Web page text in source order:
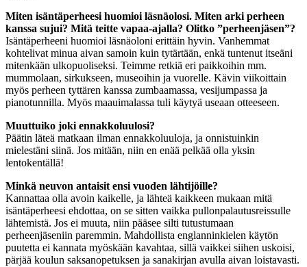
Miten isäntäperheesi huomioi läsnäolosi. Miten arki perheen
kanssa sujui? Mitä teitte vapaa-ajalla? Olitko ”perheenjäsen”?
Isäntäperheeni huomioi läsnäoloni erittäin hyvin. Vanhemmat
kohtelivat minua aivan samoin kuin tytärtään, enkä tuntenut itseäni
mitenkään ulkopuoliseksi. Teimme retkiä eri paikkoihin mm.
mummolaan, sirkukseen, museoihin ja vuorelle. Kävin viikoittain
myös perheen tyttären kanssa zumbaamassa, vesijumpassa ja
pianotunnilla. Myös maauimalassa tuli käytyä useaan otteeseen.
Muuttuiko joki ennakkoluulosi?
Päätin läteä matkaan ilman ennakkoluuloja, ja onnistuinkin
mielestäni siinä. Jos mitään, niin en enää pelkää olla yksin
lentokentällä!
Minkä neuvon antaisit ensi vuoden lähtijöille?
Kannattaa olla avoin kaikelle, ja lähteä kaikkeen mukaan mitä
isäntäperheesi ehdottaa, on se sitten vaikka pullonpalautusreissulle
lähtemistä. Jos ei muuta, niin pääsee silti tutustumaan
perheenjäseniin paremmin. Mahdollista englanninkielen käytön
puutetta ei kannata myöskään kavahtaa, sillä vaikkei siihen uskoisi,
pärjää koulun saksanopetuksen ja sanakirjan avulla aivan loistavasti.